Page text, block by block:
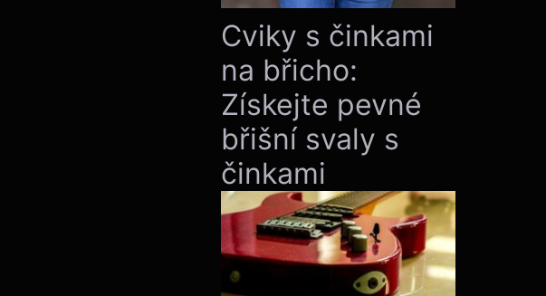
Cviky s činkami
na břicho:
Získejte pevné
břišní svaly s
činkami